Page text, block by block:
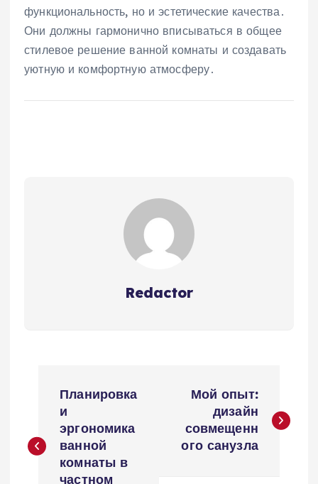
функциональность, но и эстетические качества․
Они должны гармонично вписываться в общее
стилевое решение ванной комнаты и создавать
уютную и комфортную атмосферу․
Redactor
в
Планировка
и
эргономика
ванной
комнаты в
частном
Мой опыт:
дизайн
совмещенн
ого санузла